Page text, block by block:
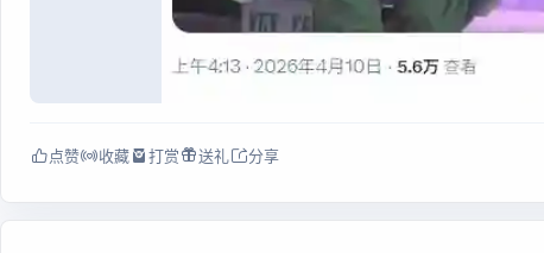
点赞 收藏 打赏 送礼 分享